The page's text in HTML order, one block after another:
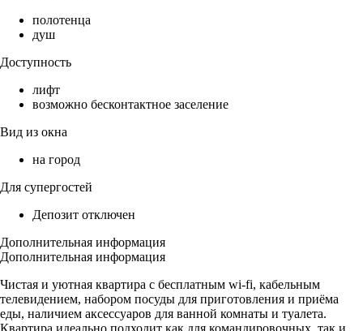
полотенца
душ
Доступность
лифт
возможно бесконтактное заселение
Вид из окна
на город
Для супергостей
Депозит отключен
Дополнительная информация
Дополнительная информация
Чистая и уютная квартира с бесплатным wi-fi, кабельным
телевидением, набором посуды для приготовления и приёма
еды, наличием аксессуаров для ванной комнаты и туалета.
Квартира идеально подходит как для командировочных, так и